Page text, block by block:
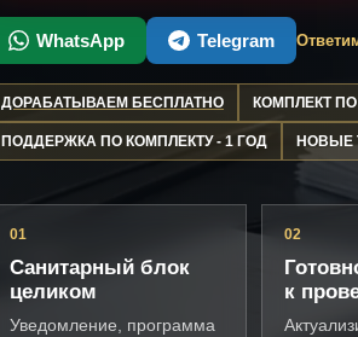
WhatsApp Telegram
ДОРАБАТЫВАЕМ БЕСПЛАТНО КОМПЛЕКТ
ПОДДЕРЖКА ПО КОМПЛЕКТУ - 1 ГОД НОВЫЕ
01
Санитарный блок
целиком
Уведомление, программа
02
к